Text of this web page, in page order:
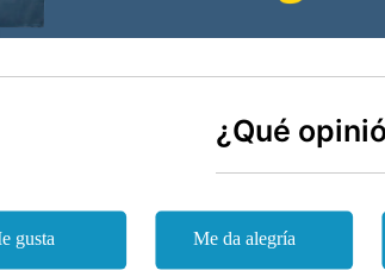
¿Qué